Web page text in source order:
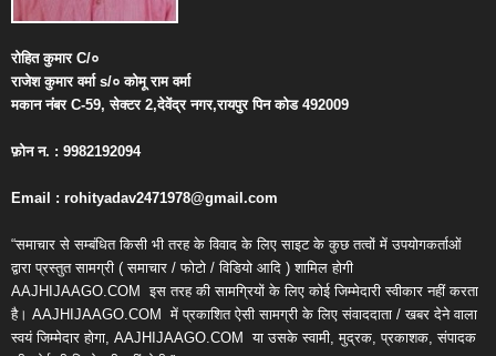
रोहित कुमारC/०
राजेश कुमार वर्माs/० कोमू राम वर्मा
मकान नंबरC-59,सेक्टर2,देवेंद्र नगर,रायपुर पिन कोड492009
फ़ोन न. : 9982192094
Email : rohityadav2471978@gmail.com
“समाचार से सम्बंधित किसी भी तरह के विवाद के लिए साइट के कुछ तत्वों में उपयोगकर्ताओं
द्वारा प्रस्तुत सामग्री ( समाचार / फोटो / विडियो आदि ) शामिल होगी
AAJHIJAAGO.COM इस तरह की सामग्रियों के लिए कोई जिम्मेदारी स्वीकार नहीं करता
है। AAJHIJAAGO.COM में प्रकाशित ऐसी सामग्री के लिए संवाददाता / खबर देने वाला
स्वयं जिम्मेदार होगा, AAJHIJAAGO.COM या उसके स्वामी, मुद्रक, प्रकाशक, संपादक